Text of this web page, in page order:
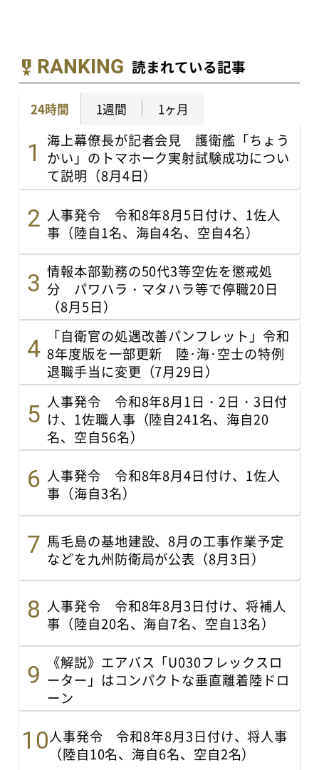
RANKING 読まれている記事
24時間 1週間 1ヶ月
海上幕僚長が記者会見 護衛艦「ちょう
かい」のトマホーク実射試験成功につい
て説明（8月4日）
人事発令 令和8年8月5日付け、1佐人
事（陸自1名、海自4名、空自4名）
情報本部勤務の50代3等空佐を懲戒処
分 パワハラ・マタハラ等で停職20日
（8月5日）
「自衛官の処遇改善パンフレット」令和
8年度版を一部更新 陸･海･空士の特例
退職手当に変更（7月29日）
人事発令 令和8年8月1日・2日・3日付
け、1佐職人事（陸自241名、海自20
名、空自56名）
人事発令 令和8年8月4日付け、1佐人
事（海自3名）
馬毛島の基地建設、8月の工事作業予定
などを九州防衛局が公表（8月3日）
人事発令 令和8年8月3日付け、将補人
事（陸自20名、海自7名、空自13名）
《解説》エアバス「U030フレックスロ
ーター」はコンパクトな垂直離着陸ドロ
ーン
人事発令 令和8年8月3日付け、将人事
（陸自10名、海自6名、空自2名）